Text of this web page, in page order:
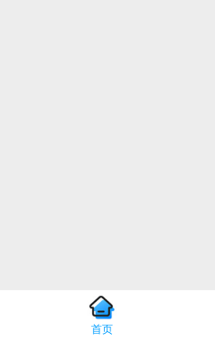
首页